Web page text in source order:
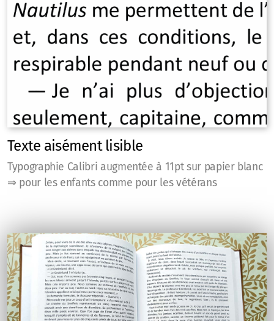
Texte aisément lisible
Typographie Calibri augmentée à 11pt sur papier blanc
⇒ pour les enfants comme pour les vétérans